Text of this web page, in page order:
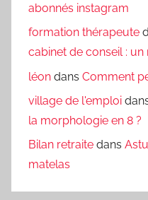
abonnés instagram
formation thérapeute
cabinet de conseil :
léon dans Comment
village de l'emploi
la morphologie en 8 ?
Bilan retraite dans
matelas